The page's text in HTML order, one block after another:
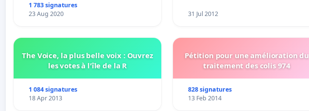
1 783 signatures
23 Aug 2020
31 Jul 2012
The Voice, la plus belle voix : Ouvrez
les votes à l'île de la R
1 084 signatures
18 Apr 2013
Pétition pour une amélioration du
traitement des colis 974
828 signatures
13 Feb 2014